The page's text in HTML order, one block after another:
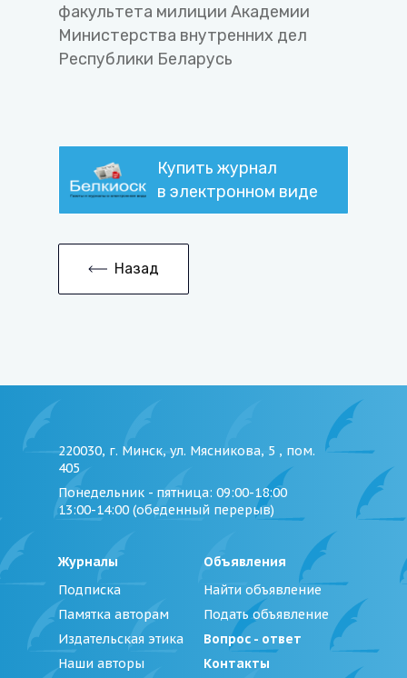
факультета милиции Академии
Министерства внутренних дел
Республики Беларусь
Купить журнал
в электронном виде
Назад
220030, г. Минск, ул. Мясникова, 5 , пом.
405
Понедельник - пятница: 09:00-18:00
13:00-14:00 (обеденный перерыв)
Журналы
Подписка
Памятка авторам
Издательская этика
Наши авторы
Объявления
Найти объявление
Подать объявление
Вопрос - ответ
Контакты